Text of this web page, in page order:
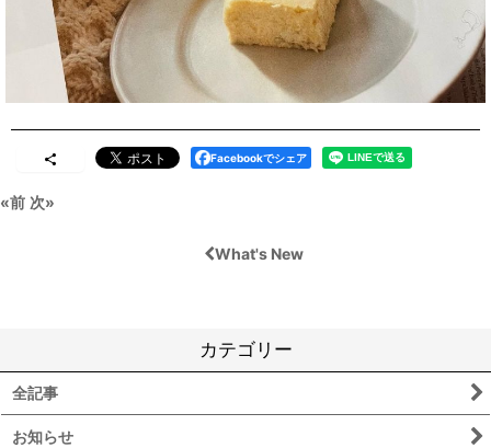
Facebookでシェア
«前 次»
What's New
カテゴリー
全記事
お知らせ